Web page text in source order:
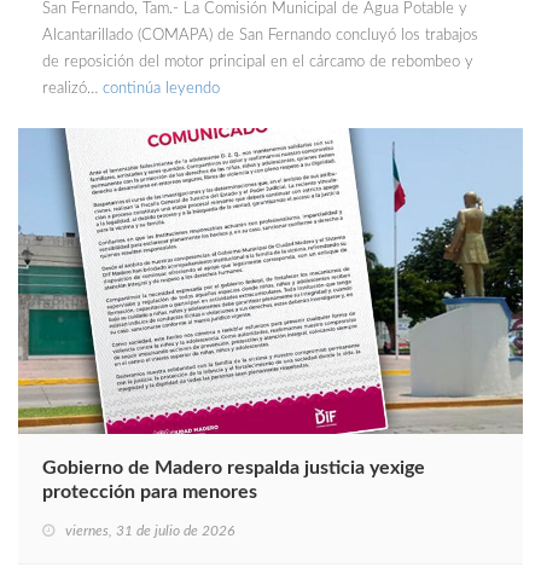
San Fernando, Tam.- La Comisión Municipal de Agua Potable y
Alcantarillado (COMAPA) de San Fernando concluyó los trabajos
de reposición del motor principal en el cárcamo de rebombeo y
realizó… continúa leyendo
Gobierno de Madero respalda justicia yexige
protección para menores
viernes, 31 de julio de 2026